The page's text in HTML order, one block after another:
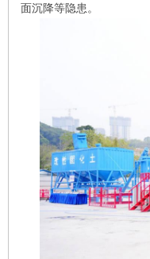
面沉降等隐患。